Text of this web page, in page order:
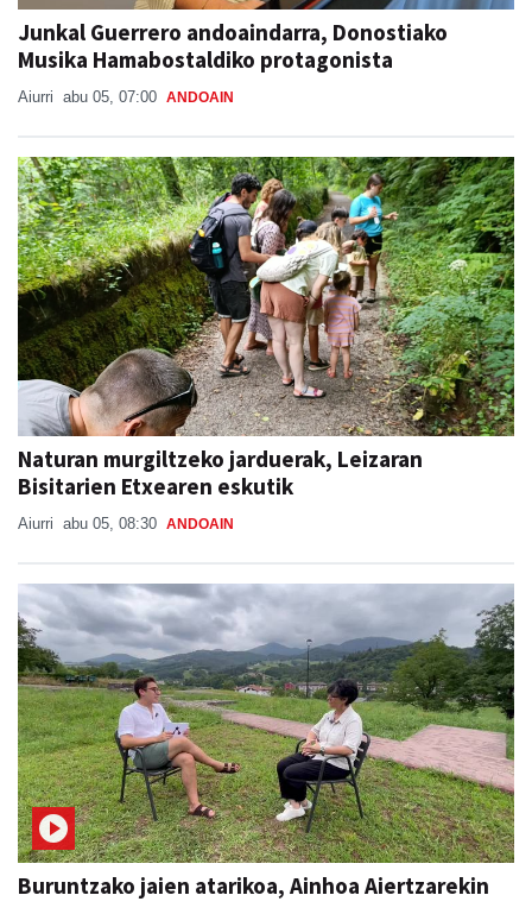
Junkal Guerrero andoaindarra, Donostiako
Musika Hamabostaldiko protagonista
Aiurri abu 05, 07:00 ANDOAIN
Naturan murgiltzeko jarduerak, Leizaran
Bisitarien Etxearen eskutik
Aiurri abu 05, 08:30 ANDOAIN
Buruntzako jaien atarikoa, Ainhoa Aiertzarekin